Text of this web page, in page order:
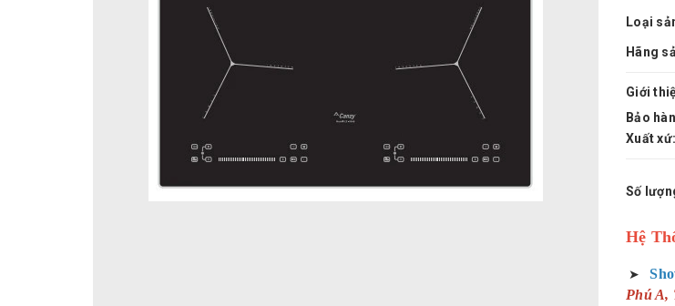
Loại
Hãng
Giới
Bảo
Xuất
Số
Hệ
➤
Phú A,